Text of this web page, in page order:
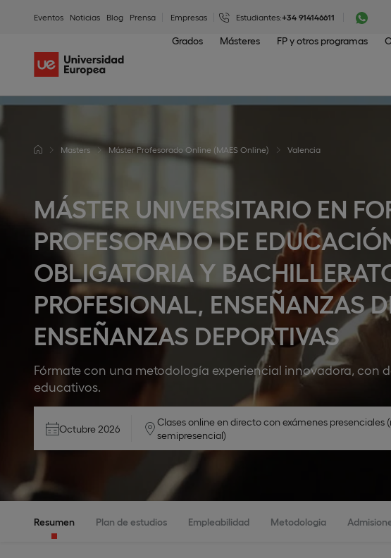
Eventos Noticias Blog Prensa Empresas Estudiantes:+34 914146611
Grados Másteres FP y otros programas
Masters Máster Profesorado Online (MAES Online) Valencia
MÁSTER UNIVERSITARIO EN
PROFESORADO DE
OBLIGATORIA Y
PROFESIONAL, ENSEÑANZAS
ENSEÑANZAS DEPORTIVAS
Fórmate con una metodología experiencial innovadora, con
educativos.
Octubre 2026
Clases online en directo con exámenes presenciales
semipresencial)
Resumen Plan de estudios Empleabilidad Metodologia